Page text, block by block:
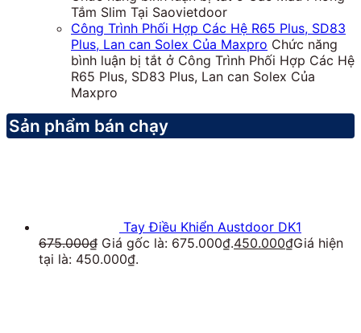
Tắm Slim Tại Saovietdoor
Công Trình Phối Hợp Các Hệ R65 Plus, SD83
Plus, Lan can Solex Của Maxpro Chức năng
bình luận bị tắt ở Công Trình Phối Hợp Các Hệ
R65 Plus, SD83 Plus, Lan can Solex Của
Maxpro
Sản phẩm bán chạy
Tay Điều Khiển Austdoor DK1
675.000₫ Giá gốc là: 675.000₫.450.000₫Giá hiện
tại là: 450.000₫.